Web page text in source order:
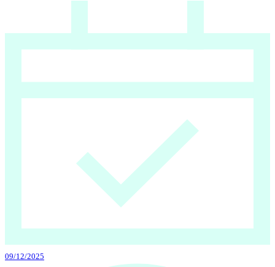
09/12/2025